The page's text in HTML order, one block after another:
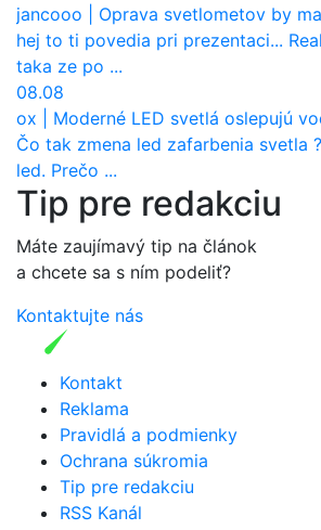
jancooo
Oprava svetlometov by mala byť normou. Jeden
hej to ti povedia pri prezentaci...
taka ze po ...
08.08
ox
Moderné LED svetlá oslepujú vodičov
Čo tak zmena led zafarbenia svetla
led. Prečo ...
Tip pre redakciu
Máte zaujímavý tip na článok
a chcete sa s ním podeliť?
Kontaktujte nás
Kontakt
Reklama
Pravidlá a podmienky
Ochrana súkromia
Tip pre redakciu
RSS Kanál